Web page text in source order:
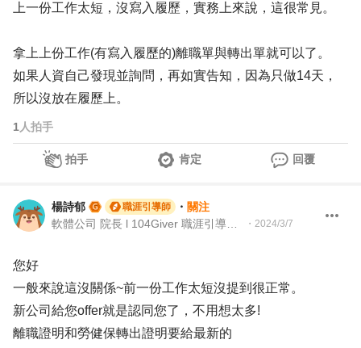
上一份工作太短，沒寫入履歷，實務上來說，這很常見。
拿上上份工作(有寫入履歷的)離職單與轉出單就可以了。
如果人資自己發現並詢問，再如實告知，因為只做14天，
所以沒放在履歷上。
1 人拍手
拍手 肯定 回覆
楊詩郁 職涯引導師 ・ 關注
・ 2024/3/7
您好
一般來說這沒關係~前一份工作太短沒提到很正常。
新公司給您offer就是認同您了，不用想太多!
離職證明和勞健保轉出證明要給最新的